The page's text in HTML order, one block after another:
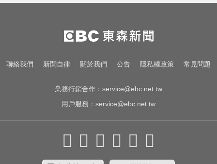
檔成鐵證
中颱白海豚暴風圈逼近！7地區達停
班課標準
天天吃燒烤香腸 14歲女竟罹大腸癌
聯絡我們 新聞自律 關於我們 公告 隱私權政策 常見問題
業務行銷合作： service@ebc.net.tw
用戶服務： service@ebc.net.tw